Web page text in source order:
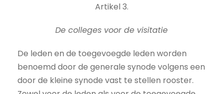
Artikel 3.
De colleges voor de visitatie
De leden en de toegevoegde leden worden
benoemd door de generale synode volgens een
door de kleine synode vast te stellen rooster.